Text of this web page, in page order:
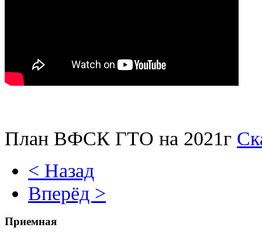
План ВФСК ГТО на 2021г
< Назад
Вперёд >
Приемная